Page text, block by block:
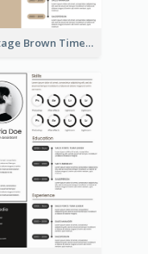
Vintage Brown Timeline Resume